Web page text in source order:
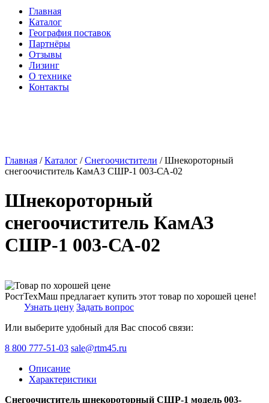
Главная
Каталог
География поставок
Партнёры
Отзывы
Лизинг
О технике
Контакты
Главная /Каталог /Снегоочистители / Шнекороторный
снегоочиститель КамАЗ СШР-1 003-СА-02
Шнекороторный
снегоочиститель КамАЗ
СШР-1 003-СА-02
РостТехМаш предлагает купить этот товар по хорошей цене!
Узнать цену Задать вопрос
Или выберите удобный для Вас способ связи:
8 800 777-51-03 sale@rtm45.ru
Описание
Характеристики
Снегоочиститель шнекороторный СШР-1 модель 003-